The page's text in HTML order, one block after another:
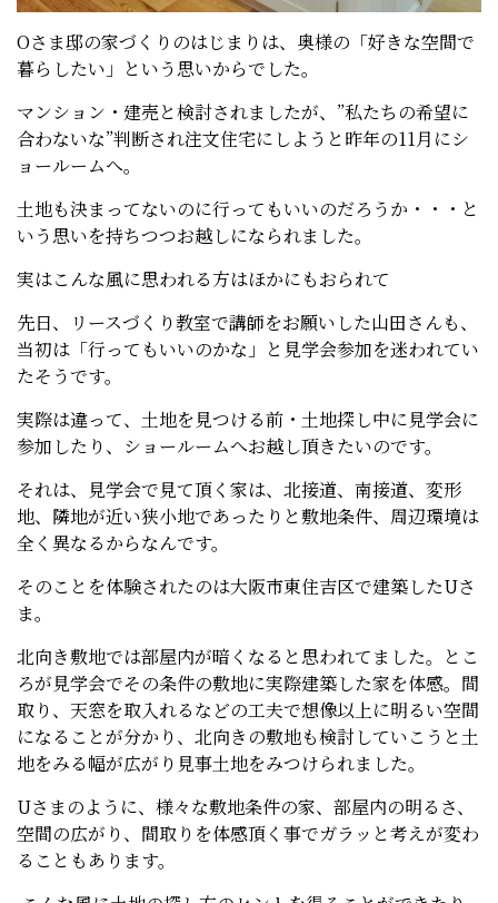
Oさま邸の家づくりのはじまりは、奥様の「好きな空間で
暮らしたい」という思いからでした。
マンション・建売と検討されましたが、”私たちの希望に
合わないな”判断され注文住宅にしようと昨年の11月にシ
ョールームへ。
土地も決まってないのに行ってもいいのだろうか・・・と
いう思いを持ちつつお越しになられました。
実はこんな風に思われる方はほかにもおられて
先日、リースづくり教室で講師をお願いした山田さんも、
当初は「行ってもいいのかな」と見学会参加を迷われてい
たそうです。
実際は違って、土地を見つける前・土地探し中に見学会に
参加したり、ショールームへお越し頂きたいのです。
それは、見学会で見て頂く家は、北接道、南接道、変形
地、隣地が近い狭小地であったりと敷地条件、周辺環境は
全く異なるからなんです。
そのことを体験されたのは大阪市東住吉区で建築したUさ
ま。
北向き敷地では部屋内が暗くなると思われてました。とこ
ろが見学会でその条件の敷地に実際建築した家を体感。間
取り、天窓を取入れるなどの工夫で想像以上に明るい空間
になることが分かり、北向きの敷地も検討していこうと土
地をみる幅が広がり見事土地をみつけられました。
Uさまのように、様々な敷地条件の家、部屋内の明るさ、
空間の広がり、間取りを体感頂く事でガラッと考えが変わ
ることもあります。